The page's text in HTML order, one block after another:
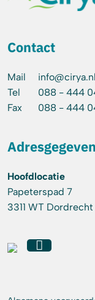
Contact
Mail
info@cirya.nl
Tel
088 - 444
Fax
088 - 444
Hoofdlocatie
Papeterspad 7
3311 WT Dordrecht